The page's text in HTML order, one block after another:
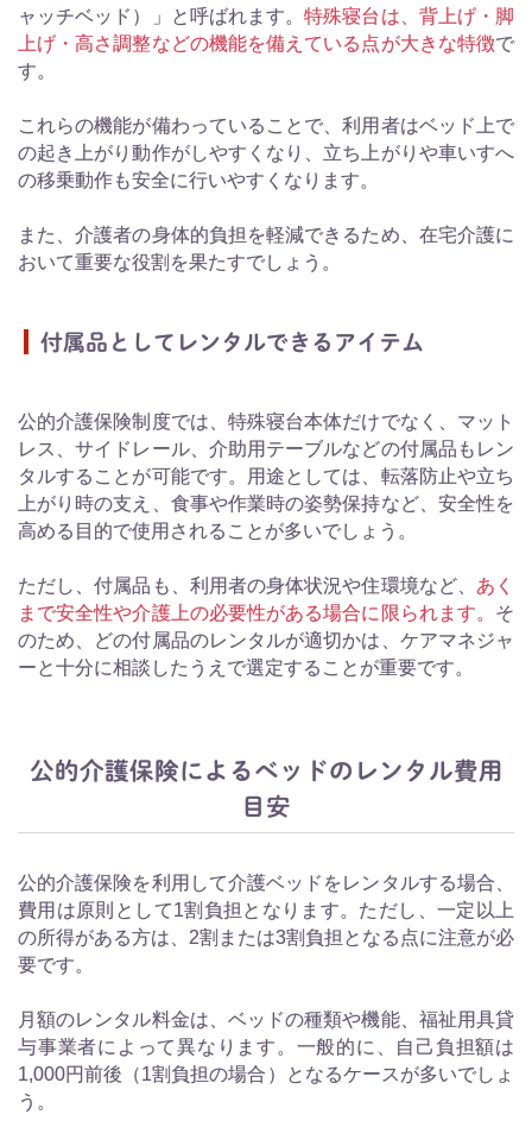
ャッチベッド）」と呼ばれます。特殊寝台は、背上げ・脚
上げ・高さ調整などの機能を備えている点が大きな特徴で
す。
これらの機能が備わっていることで、利用者はベッド上で
の起き上がり動作がしやすくなり、立ち上がりや車いすへ
の移乗動作も安全に行いやすくなります。
また、介護者の身体的負担を軽減できるため、在宅介護に
おいて重要な役割を果たすでしょう。
付属品としてレンタルできるアイテム
公的介護保険制度では、特殊寝台本体だけでなく、マット
レス、サイドレール、介助用テーブルなどの付属品もレン
タルすることが可能です。用途としては、転落防止や立ち
上がり時の支え、食事や作業時の姿勢保持など、安全性を
高める目的で使用されることが多いでしょう。
ただし、付属品も、利用者の身体状況や住環境など、 あく
まで安全性や介護上の必要性がある場合に限られます。 そ
のため、どの付属品のレンタルが適切かは、ケアマネジャ
ーと十分に相談したうえで選定することが重要です。
公的介護保険によるベッドのレンタル費用
目安
公的介護保険を利用して介護ベッドをレンタルする場合、
費用は原則として1割負担となります。ただし、一定以上
の所得がある方は、2割または3割負担となる点に注意が必
要です。
月額のレンタル料金は、ベッドの種類や機能、福祉用具貸
与事業者によって異なります。一般的に、自己負担額は
1,000円前後（1割負担の場合）となるケースが多いでしょ
う。